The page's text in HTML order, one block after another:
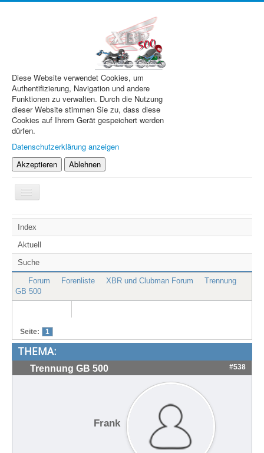
Diese Website verwendet Cookies, um
Authentifizierung, Navigation und andere
Funktionen zu verwalten. Durch die Nutzung
dieser Website stimmen Sie zu, dass diese
Cookies auf Ihrem Gerät gespeichert werden
dürfen.
Datenschutzerklärung anzeigen
Akzeptieren
Ablehnen
Navigation
an/aus
XBR.de
Technik
Forum
Treffen & Touren
Cafe-Ecke
Index
Aktuell
Suche
Forum Forenliste XBR und Clubman Forum
Trennung
GB 500
Seite: 1
THEMA:
Trennung GB 500 #538
Frank